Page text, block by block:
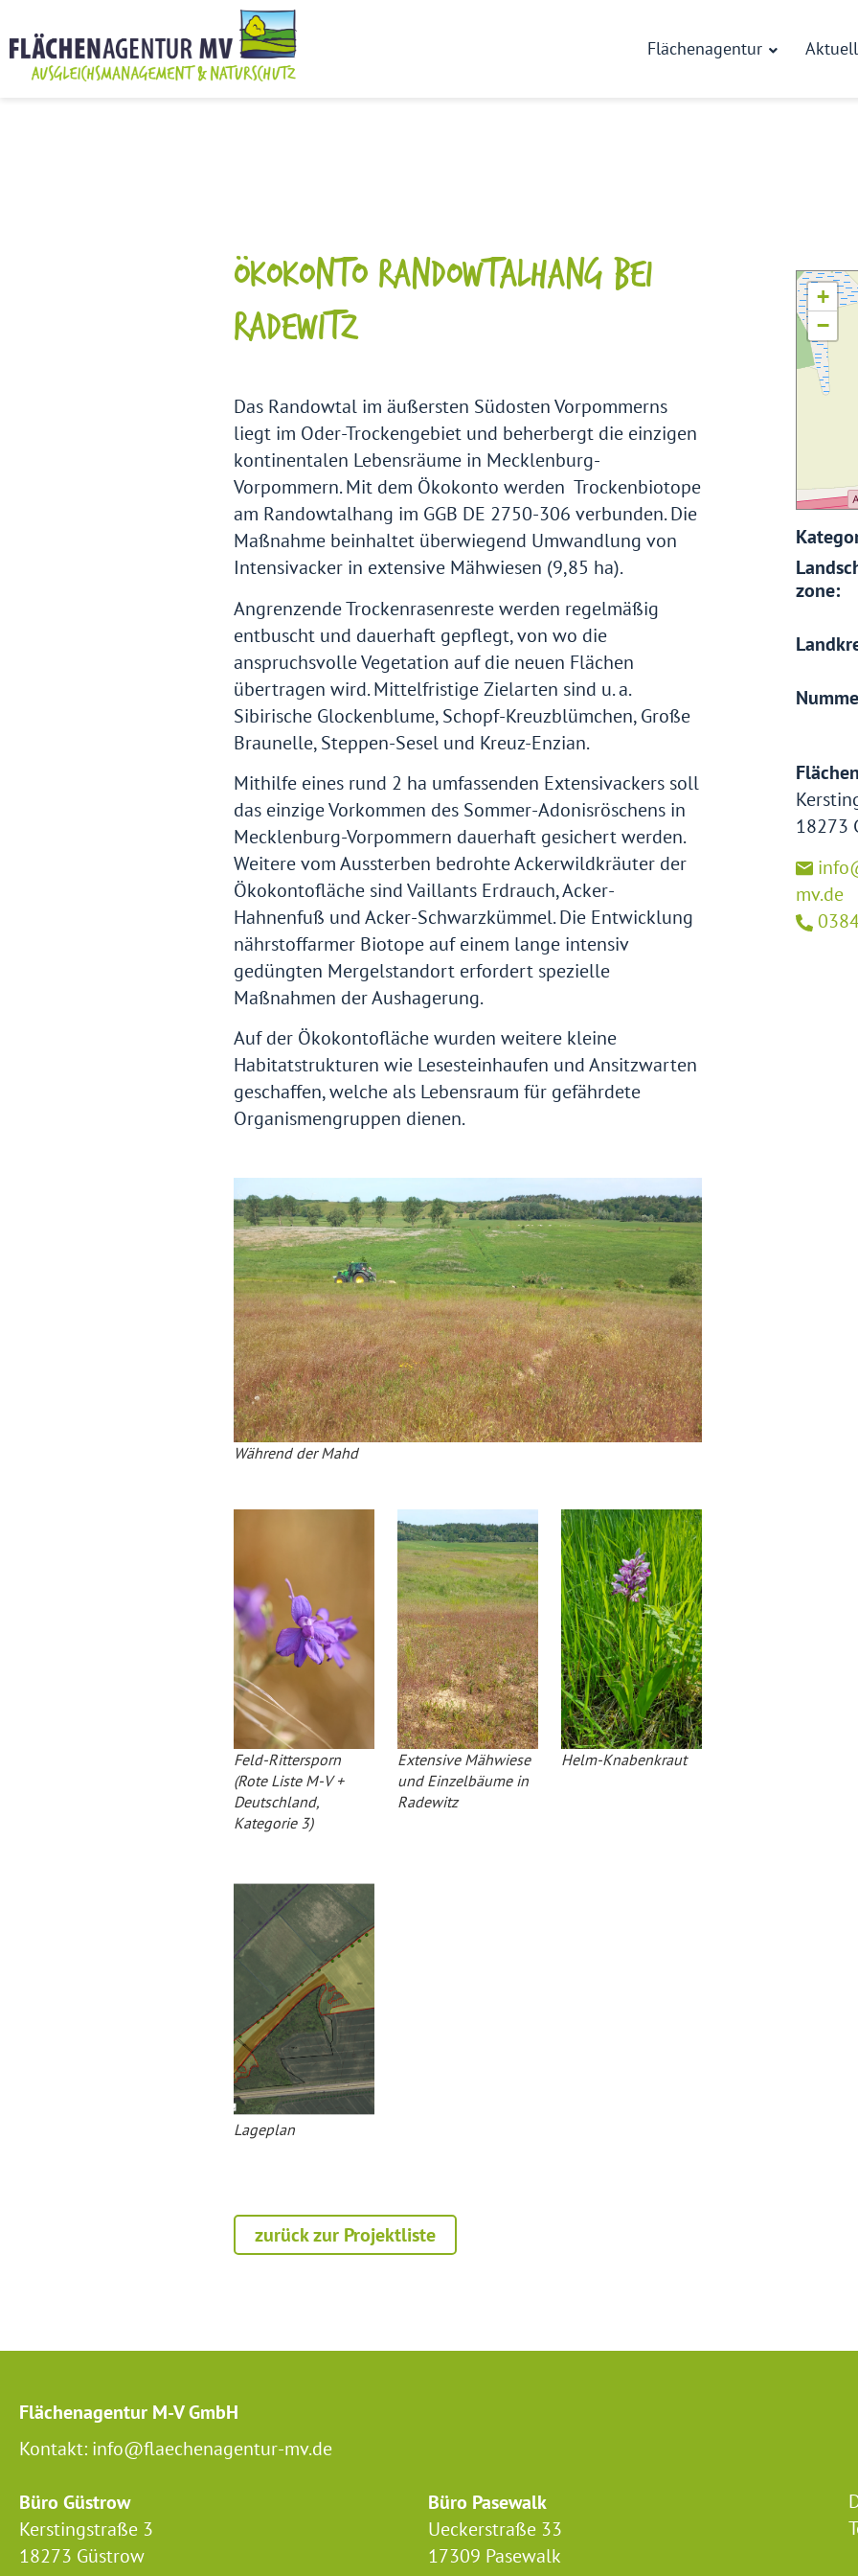
Flächenagentur
ÖKOKONTO RANDOWTALHANG BEI
RADEWITZ
Das Randowtal im äußersten Südosten Vorpommerns
liegt im Oder-Trockengebiet und beherbergt die einzigen
kontinentalen Lebensräume in Mecklenburg-
Vorpommern. Mit dem Ökokonto werden Trockenbiotope
am Randowtalhang im GGB DE 2750-306 verbunden. Die
Maßnahme beinhaltet überwiegend Umwandlung von
Intensivacker in extensive Mähwiesen (9,85 ha).
Angrenzende Trockenrasenreste werden regelmäßig
entbuscht und dauerhaft gepflegt, von wo die
anspruchsvolle Vegetation auf die neuen Flächen
übertragen wird. Mittelfristige Zielarten sind u. a.
Sibirische Glockenblume, Schopf-Kreuzblümchen, Große
Braunelle, Steppen-Sesel und Kreuz-Enzian.
Mithilfe eines rund 2 ha umfassenden Extensivackers soll
das einzige Vorkommen des Sommer-Adonisröschens in
Mecklenburg-Vorpommern dauerhaft gesichert werden.
Weitere vom Aussterben bedrohte Ackerwildkräuter der
Ökokontofläche sind Vaillants Erdrauch, Acker-
Hahnenfuß und Acker-Schwarzkümmel. Die Entwicklung
nährstoffarmer Biotope auf einem lange intensiv
gedüngten Mergelstandort erfordert spezielle
Maßnahmen der Aushagerung.
Auf der Ökokontofläche wurden weitere kleine
Habitatstrukturen wie Lesesteinhaufen und Ansitzwarten
geschaffen, welche als Lebensraum für gefährdete
Organismengruppen dienen.
Während der Mahd
Feld-Rittersporn
(Rote Liste M-V +
Deutschland,
Kategorie 3)
Extensive Mähwiese
und Einzelbäume in
Radewitz
Helm-Knabenkraut
Lageplan
+
−
zone:
18273
mv.de
zurück zur Projektliste
Flächenagentur M-V GmbH
Kontakt: info@flaechenagentur-mv.de
Büro Güstrow
Kerstingstraße 3
18273 Güstrow
Büro Pasewalk
Ueckerstraße 33
17309 Pasewalk